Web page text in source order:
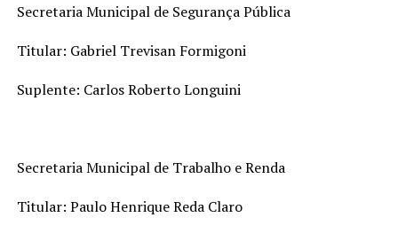
Secretaria Municipal de Segurança Pública
Titular: Gabriel Trevisan Formigoni
Suplente: Carlos Roberto Longuini
Secretaria Municipal de Trabalho e Renda
Titular: Paulo Henrique Reda Claro